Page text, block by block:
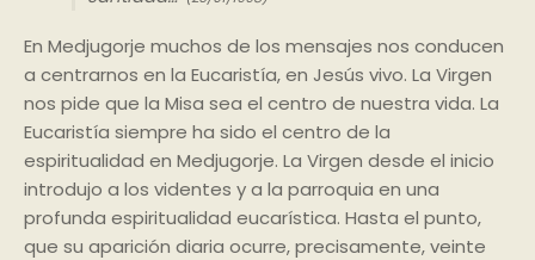
En Medjugorje muchos de los mensajes nos conducen
a centrarnos en la Eucaristía, en Jesús vivo. La Virgen
nos pide que la Misa sea el centro de nuestra vida. La
Eucaristía siempre ha sido el centro de la
espiritualidad en Medjugorje. La Virgen desde el inicio
introdujo a los videntes y a la parroquia en una
profunda espiritualidad eucarística. Hasta el punto,
que su aparición diaria ocurre, precisamente, veinte